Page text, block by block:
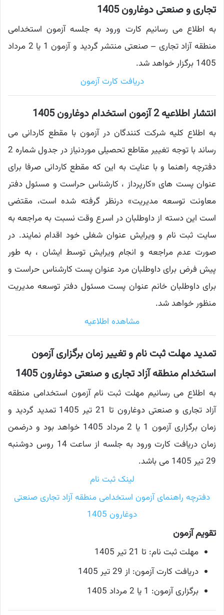
تجاری و صنعتی دوغارون 1405
به اطلاع می رسانیم کارت ورود به جلسه آزمون استخدامی
منطقه آزاد تجاری – صنعتی منتشر گردید و آزمون 1 یا 2 مرداد
1405 برگزار خواهد شد.
دریافت کارت آزمون
انتشار اطلاعیه 2 آزمون استخدام دوغارون 1405
به اطلاع کلیه شرکت کنندگان در آزمون با مقطع کاردانی می
رساند با توجه تغییر مقاطع تحصیلی موردنیاز در جدول شماره 2
دفترچه راهنما و با عنایت به این که مقطع کاردانی صرفا برای
عنوان پست های «کارپرداز ، کارشناس حراست و مسئول دفتر
معاونت توسعه مدیریت» درنظر گرفته شده است، مقتضی
است این دسته از داوطلبان در اسرع وقت نسبت به مراجعه به
سایت ثبت نام و ویرایش عنوان شغلی خود اقدام نمایند. در
صورت عدم مراجعه و انجام ویرایش توسط ایشان ، به طور
پیش فرض برای داوطلبان مرد عنوان پست کارشناس حراست و
برای داوطلبان خانم عنوان پست مسئول دفتر توسعه مدیریت
منظور خواهد شد.
مشاهده اطلاعیه
تمدید مهلت ثبت نام و تغییر زمان برگزاری آزمون
استخدام منطقه آزاد تجاری و صنعتی دوغارون 1405
به اطلاع می رسانیم مهلت ثبت نام آزمون استخدامی منطقه
آزاد تجاری و صنعتی دوغارون تا 21 تیر 1405 تمدید گردید و
زمان برگزاری آزمون 1 یا 2 مرداد 1405 خواهد بود و درضمن
زمان دریافت کارت ورود به جلسه از ساعت 14 روس دوشنبه
29 تیر 1405 می باشد.
لینک ثبت نام
دفترچه راهنمای آزمون استخدامی منطقه آزاد تجاری صنعتی
دوغارون 1405
تقویم آزمون
مهلت ثبت نام: تا 21 تیر 1405
دریافت کارت آزمون: از 29 تیر 1405
برگزاری آزمون: 1 یا 2 مرداد 1405